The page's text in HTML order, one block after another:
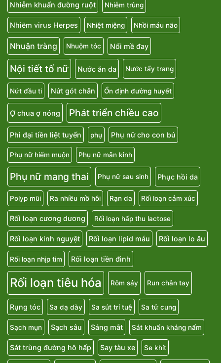
Nhiễm khuẩn đường ruột Nhiễm trùng
Nhiễm virus Herpes Nhiệt miệng Nhồi máu não
Nhuận tràng Nhuộm tóc Nổi mề đay
Nội tiết tố nữ Nước ăn da Nước tẩy trang
Nứt đầu ti Nứt gót chân Ổn định đường huyết
Ợ chua ợ nóng Phát triển chiều cao
Phì đại tiền liệt tuyến phụ Phụ nữ cho con bú
Phụ nữ hiếm muộn Phụ nữ mãn kinh
Phụ nữ mang thai Phụ nữ sau sinh Phục hồi da
Polyp mũi Ra nhiều mồ hôi Rạn da Rối loạn cảm xúc
Rối loạn cương dương Rối loạn hấp thu lactose
Rối loạn kinh nguyệt Rối loạn lipid máu Rối loạn lo âu
Rối loạn nhịp tim Rối loạn tiền đình
Rối loạn tiêu hóa Rôm sảy Run chân tay
Rụng tóc Sa dạ dày Sa sút trí tuệ Sa tử cung
Sạch mụn Sạch sâu Sáng mắt Sát khuẩn kháng nấm
Sát trùng đường hô hấp Say tàu xe Se khít